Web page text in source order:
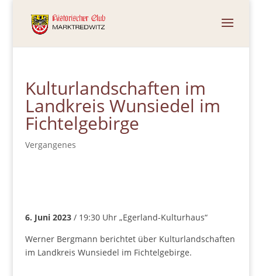
Kulturlandschaften im
Landkreis Wunsiedel im
Fichtelgebirge
Vergangenes
6. Juni 2023/ 19:30 Uhr „Egerland-Kulturhaus“
Werner Bergmann berichtet über Kulturlandschaften
im Landkreis Wunsiedel im Fichtelgebirge.